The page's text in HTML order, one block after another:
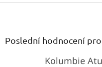
Z
Poslední hodnocení
Kolumbie